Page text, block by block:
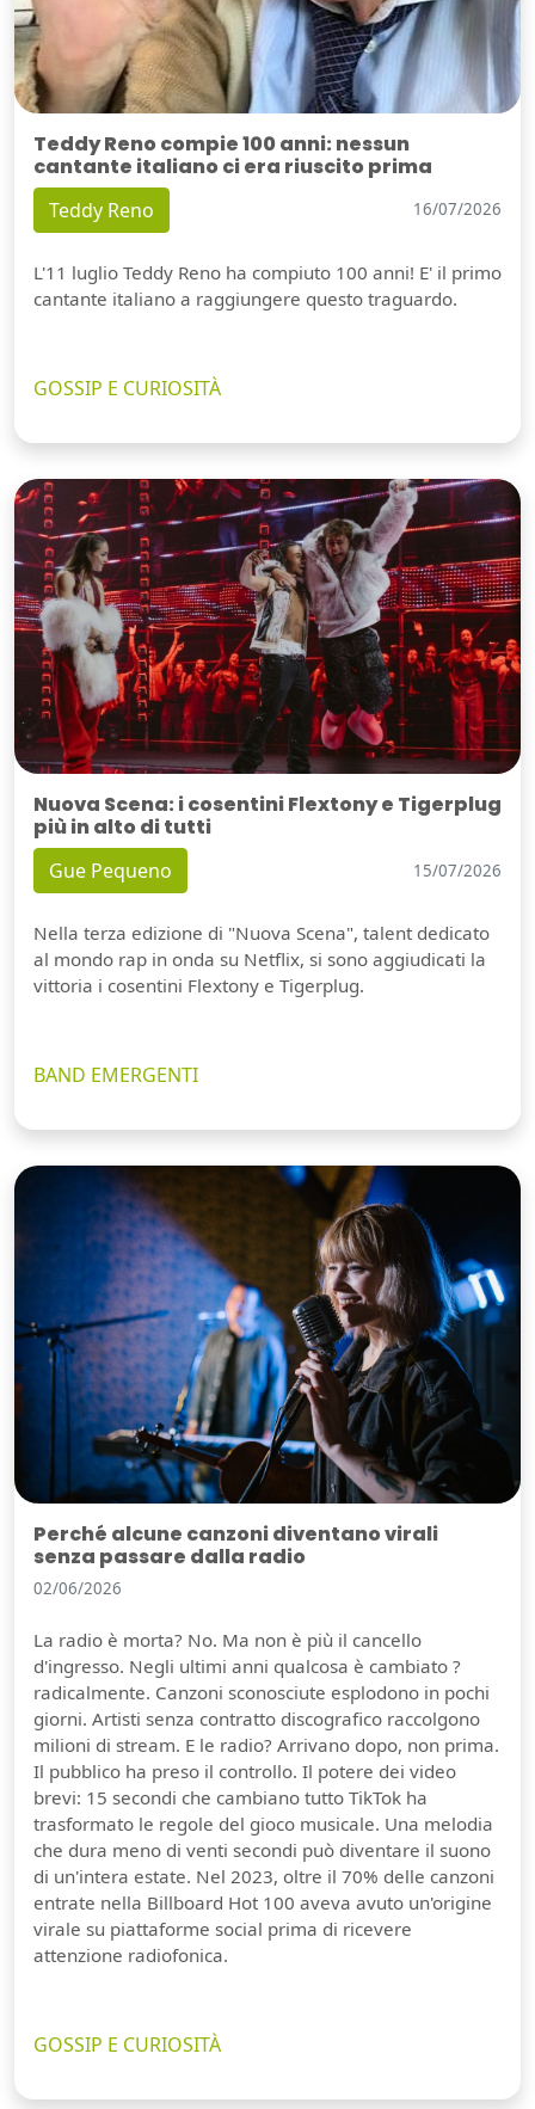
Teddy Reno compie 100 anni: nessun
cantante italiano ci era riuscito prima
Teddy Reno 16/07/2026
L'11 luglio Teddy Reno ha compiuto 100 anni! E' il primo
cantante italiano a raggiungere questo traguardo.
GOSSIP E CURIOSITÀ
Nuova Scena: i cosentini Flextony e Tigerplug
più in alto di tutti
Gue Pequeno 15/07/2026
Nella terza edizione di "Nuova Scena", talent dedicato
al mondo rap in onda su Netflix, si sono aggiudicati la
vittoria i cosentini Flextony e Tigerplug.
BAND EMERGENTI
Perché alcune canzoni diventano virali
senza passare dalla radio
02/06/2026
La radio è morta? No. Ma non è più il cancello
d'ingresso. Negli ultimi anni qualcosa è cambiato ?
radicalmente. Canzoni sconosciute esplodono in pochi
giorni. Artisti senza contratto discografico raccolgono
milioni di stream. E le radio? Arrivano dopo, non prima.
Il pubblico ha preso il controllo. Il potere dei video
brevi: 15 secondi che cambiano tutto TikTok ha
trasformato le regole del gioco musicale. Una melodia
che dura meno di venti secondi può diventare il suono
di un'intera estate. Nel 2023, oltre il 70% delle canzoni
entrate nella Billboard Hot 100 aveva avuto un'origine
virale su piattaforme social prima di ricevere
attenzione radiofonica.
GOSSIP E CURIOSITÀ